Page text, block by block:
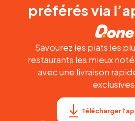
préférés via
Savourez les plats les
restaurants les mieux
avec une livraison
Télécharger